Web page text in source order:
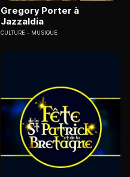
Gregory Porter à
Jazzaldia
CULTURE MUSIQUE